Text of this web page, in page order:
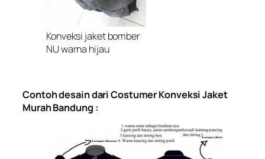
Konveksi jaket bomber
NU warna hijau
Contoh desain dari Costumer Konveksi Jaket
Murah Bandung :